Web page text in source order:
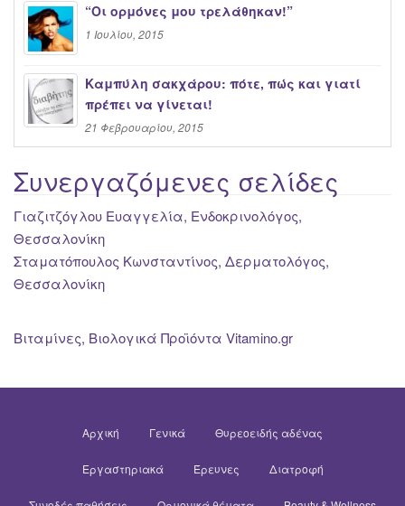
“Oι ορμόνες μου τρελάθηκαν!”
1 Ιουλίου, 2015
Καμπύλη σακχάρου: πότε, πώς και γιατί
πρέπει να γίνεται!
21 Φεβρουαρίου, 2015
Συνεργαζόμενες σελίδες
Γιαζιτζόγλου Ευαγγελία, Ενδοκρινολόγος,
Θεσσαλονίκη
Σταματόπουλος Κωνσταντίνος, Δερματολόγος,
Θεσσαλονίκη
Βιταμίνες, Βιολογικά Προϊόντα Vitamino.gr
Αρχική Γενικά Θυρεοειδής αδένας
Εργαστηριακά Έρευνες Διατροφή